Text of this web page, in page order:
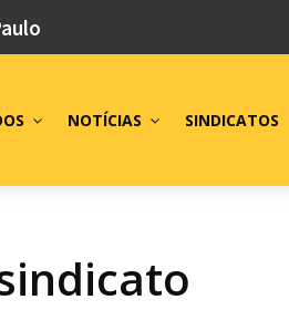
NOTÍCIAS SINDICATOS